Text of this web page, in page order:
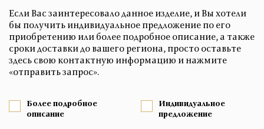
Если Вас заинтересовало данное изделие, и Вы хотели
бы получить индивидуальное предложение по его
приобретению или более подробное описание, а также
сроки доставки до вашего региона, просто оставьте
здесь свою контактную информацию и нажмите
«отправить запрос».
Более подробное
описание
Индивидуальное
предложение